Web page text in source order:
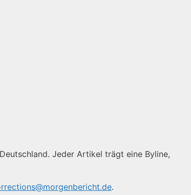
Jeder Artikel trägt eine Byline,
.